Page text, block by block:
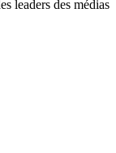
leaders des médias